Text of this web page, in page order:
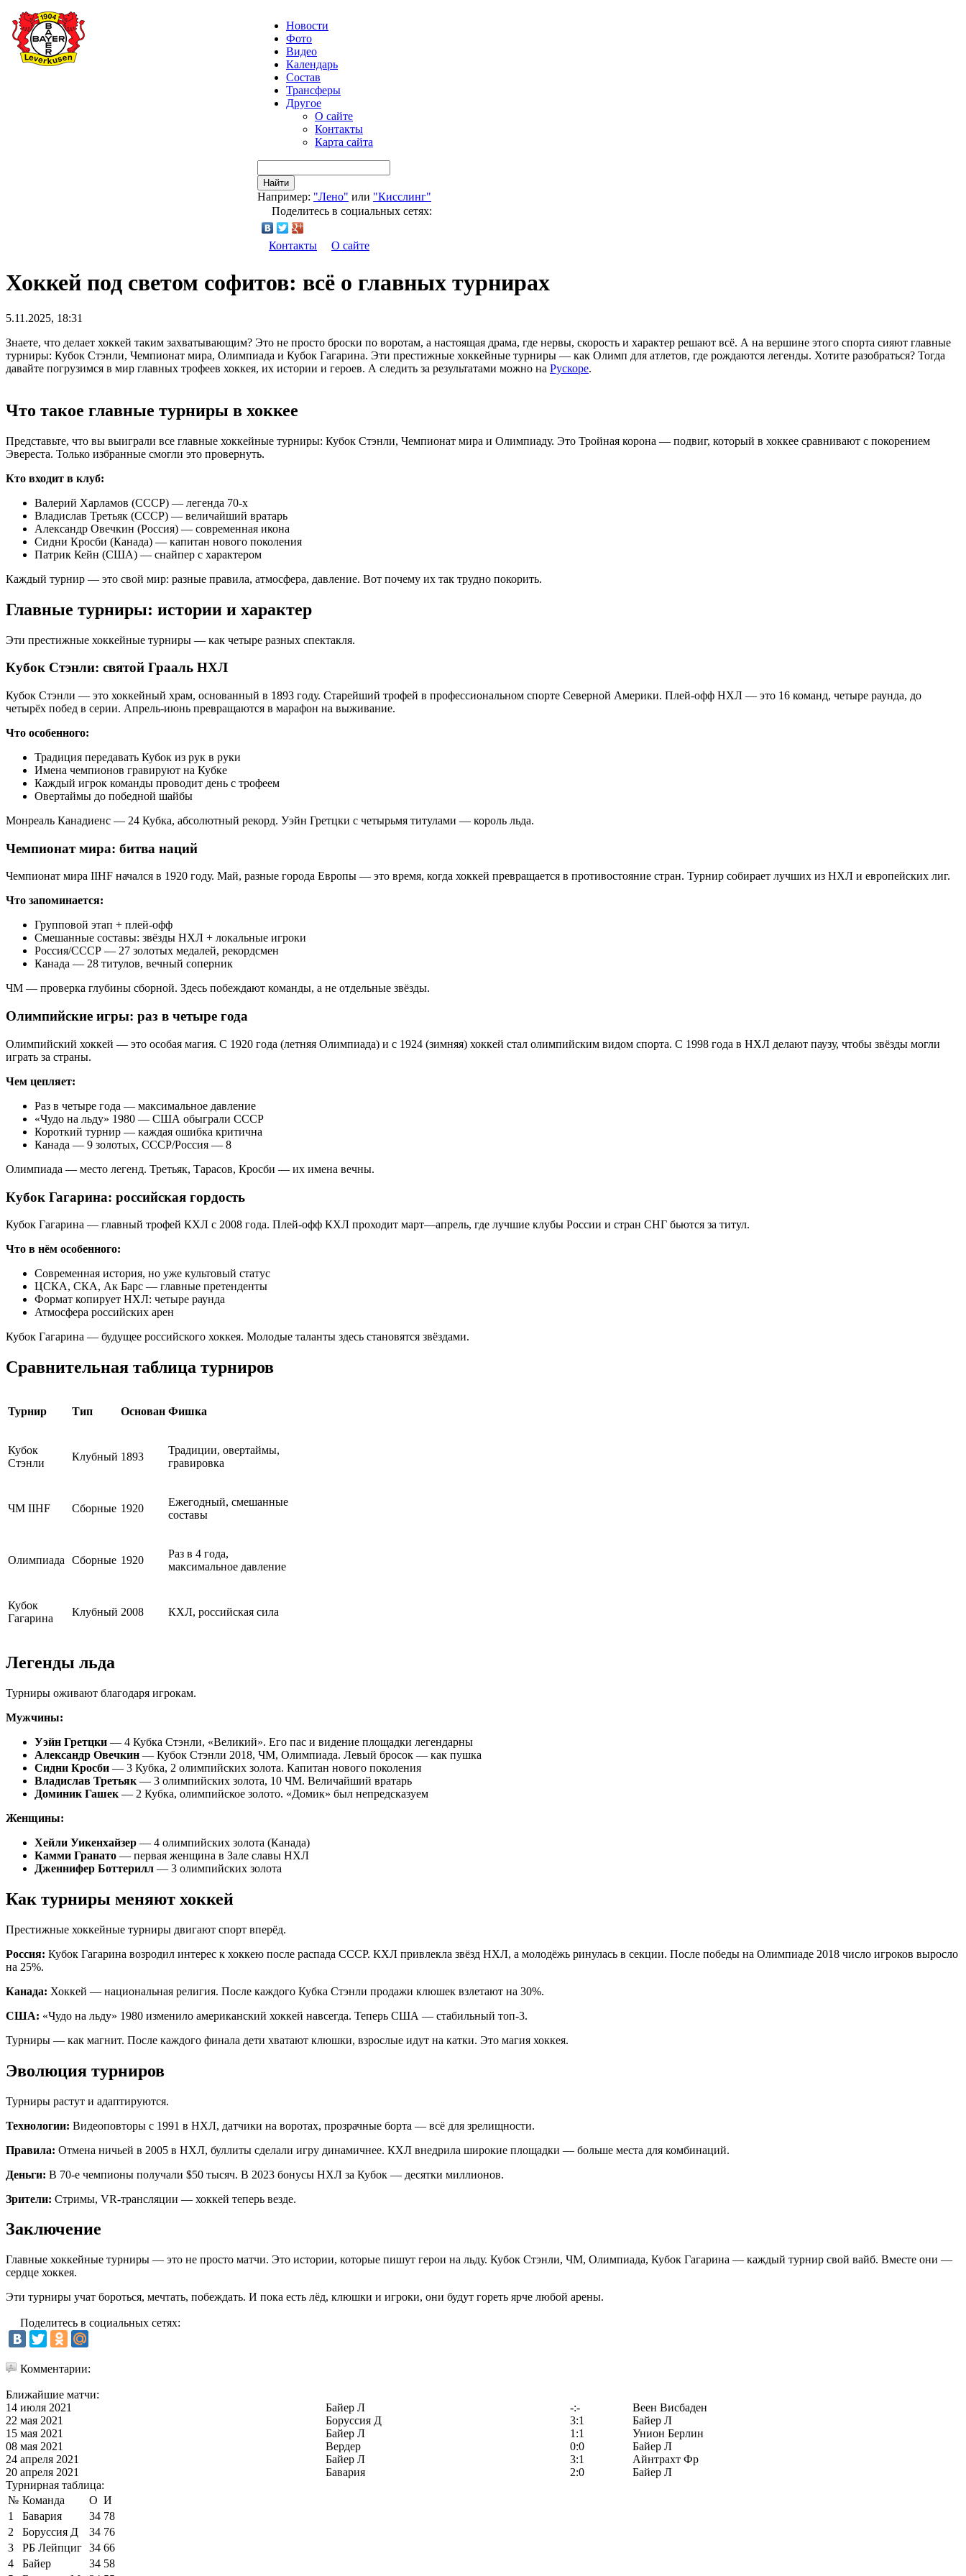
Новости
Фото
Видео
Календарь
Состав
Трансферы
Другое
О сайте
Контакты
Карта сайта
Найти
Например: "Лено" или "Кисслинг"
Поделитесь в социальных сетях:
Контакты О сайте
Хоккей под светом софитов: всё о главных турнирах
5.11.2025, 18:31
Знаете, что делает хоккей таким захватывающим? Это не просто броски по воротам, а настоящая драма, где нервы, скорость и характер решают всё. А на вершине этого спорта сияют главные
турниры: Кубок Стэнли, Чемпионат мира, Олимпиада и Кубок Гагарина. Эти престижные хоккейные турниры — как Олимп для атлетов, где рождаются легенды. Хотите разобраться? Тогда
давайте погрузимся в мир главных трофеев хоккея, их истории и героев. А следить за результатами можно на Рускоре.
Что такое главные турниры в хоккее
Представьте, что вы выиграли все главные хоккейные турниры: Кубок Стэнли, Чемпионат мира и Олимпиаду. Это Тройная корона — подвиг, который в хоккее сравнивают с покорением
Эвереста. Только избранные смогли это провернуть.
Кто входит в клуб:
Валерий Харламов (СССР) — легенда 70-х
Владислав Третьяк (СССР) — величайший вратарь
Александр Овечкин (Россия) — современная икона
Сидни Кросби (Канада) — капитан нового поколения
Патрик Кейн (США) — снайпер с характером
Каждый турнир — это свой мир: разные правила, атмосфера, давление. Вот почему их так трудно покорить.
Главные турниры: истории и характер
Эти престижные хоккейные турниры — как четыре разных спектакля.
Кубок Стэнли: святой Грааль НХЛ
Кубок Стэнли — это хоккейный храм, основанный в 1893 году. Старейший трофей в профессиональном спорте Северной Америки. Плей-офф НХЛ — это 16 команд, четыре раунда, до
четырёх побед в серии. Апрель-июнь превращаются в марафон на выживание.
Что особенного:
Традиция передавать Кубок из рук в руки
Имена чемпионов гравируют на Кубке
Каждый игрок команды проводит день с трофеем
Овертаймы до победной шайбы
Монреаль Канадиенс — 24 Кубка, абсолютный рекорд. Уэйн Гретцки с четырьмя титулами — король льда.
Чемпионат мира: битва наций
Чемпионат мира IIHF начался в 1920 году. Май, разные города Европы — это время, когда хоккей превращается в противостояние стран. Турнир собирает лучших из НХЛ и европейских лиг.
Что запоминается:
Групповой этап + плей-офф
Смешанные составы: звёзды НХЛ + локальные игроки
Россия/СССР — 27 золотых медалей, рекордсмен
Канада — 28 титулов, вечный соперник
ЧМ — проверка глубины сборной. Здесь побеждают команды, а не отдельные звёзды.
Олимпийские игры: раз в четыре года
Олимпийский хоккей — это особая магия. С 1920 года (летняя Олимпиада) и с 1924 (зимняя) хоккей стал олимпийским видом спорта. С 1998 года в НХЛ делают паузу, чтобы звёзды могли
играть за страны.
Чем цепляет:
Раз в четыре года — максимальное давление
«Чудо на льду» 1980 — США обыграли СССР
Короткий турнир — каждая ошибка критична
Канада — 9 золотых, СССР/Россия — 8
Олимпиада — место легенд. Третьяк, Тарасов, Кросби — их имена вечны.
Кубок Гагарина: российская гордость
Кубок Гагарина — главный трофей КХЛ с 2008 года. Плей-офф КХЛ проходит март—апрель, где лучшие клубы России и стран СНГ бьются за титул.
Что в нём особенного:
Современная история, но уже культовый статус
ЦСКА, СКА, Ак Барс — главные претенденты
Формат копирует НХЛ: четыре раунда
Атмосфера российских арен
Кубок Гагарина — будущее российского хоккея. Молодые таланты здесь становятся звёздами.
Сравнительная таблица турниров
Турнир Тип Основан Фишка
Кубок
Стэнли
Клубный 1893
Традиции, овертаймы,
гравировка
ЧМ IIHF Сборные 1920
Ежегодный, смешанные
составы
Олимпиада Сборные 1920
Раз в 4 года,
максимальное давление
Кубок
Гагарина
Клубный 2008 КХЛ, российская сила
Легенды льда
Турниры оживают благодаря игрокам.
Мужчины:
Уэйн Гретцки — 4 Кубка Стэнли, «Великий». Его пас и видение площадки легендарны
Александр Овечкин — Кубок Стэнли 2018, ЧМ, Олимпиада. Левый бросок — как пушка
Сидни Кросби — 3 Кубка, 2 олимпийских золота. Капитан нового поколения
Владислав Третьяк — 3 олимпийских золота, 10 ЧМ. Величайший вратарь
Доминик Гашек — 2 Кубка, олимпийское золото. «Домик» был непредсказуем
Женщины:
Хейли Уикенхайзер — 4 олимпийских золота (Канада)
Камми Гранато — первая женщина в Зале славы НХЛ
Дженнифер Боттерилл — 3 олимпийских золота
Как турниры меняют хоккей
Престижные хоккейные турниры двигают спорт вперёд.
Россия: Кубок Гагарина возродил интерес к хоккею после распада СССР. КХЛ привлекла звёзд НХЛ, а молодёжь ринулась в секции. После победы на Олимпиаде 2018 число игроков выросло
на 25%.
Канада: Хоккей — национальная религия. После каждого Кубка Стэнли продажи клюшек взлетают на 30%.
США: «Чудо на льду» 1980 изменило американский хоккей навсегда. Теперь США — стабильный топ-3.
Турниры — как магнит. После каждого финала дети хватают клюшки, взрослые идут на катки. Это магия хоккея.
Эволюция турниров
Турниры растут и адаптируются.
Технологии: Видеоповторы с 1991 в НХЛ, датчики на воротах, прозрачные борта — всё для зрелищности.
Правила: Отмена ничьей в 2005 в НХЛ, буллиты сделали игру динамичнее. КХЛ внедрила широкие площадки — больше места для комбинаций.
Деньги: В 70-е чемпионы получали $50 тысяч. В 2023 бонусы НХЛ за Кубок — десятки миллионов.
Зрители: Стримы, VR-трансляции — хоккей теперь везде.
Заключение
Главные хоккейные турниры — это не просто матчи. Это истории, которые пишут герои на льду. Кубок Стэнли, ЧМ, Олимпиада, Кубок Гагарина — каждый турнир свой вайб. Вместе они —
сердце хоккея.
Эти турниры учат бороться, мечтать, побеждать. И пока есть лёд, клюшки и игроки, они будут гореть ярче любой арены.
Поделитесь в социальных сетях:
Комментарии:
Ближайшие матчи:
14 июля 2021
Байер Л -:-
Веен Висбаден
22 мая 2021
Боруссия Д 3:1
Байер Л
15 мая 2021
Байер Л 1:1
Унион Берлин
08 мая 2021
Вердер 0:0
Байер Л
24 апреля 2021
Байер Л 3:1
Айнтрахт Фр
20 апреля 2021
Бавария 2:0
Байер Л
Турнирная таблица:
№ Команда О И
1
Бавария 34 78
2
Боруссия Д 34 76
3
РБ Лейпциг 34 66
4
Байер 34 58